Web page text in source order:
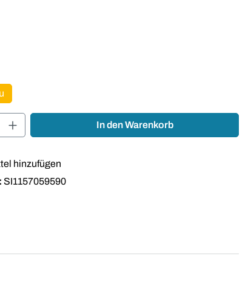
von 5 von 5 Sternen
Gib den gewünschten Wert ein
In den Warenkorb
hinzufügen
SI1157059590